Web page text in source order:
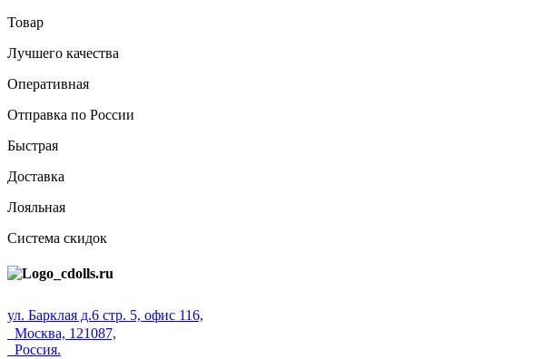
Товар
Лучшего качества
Оперативная
Отправка по России
Быстрая
Доставка
Лояльная
Система скидок
ул. Барклая д.6 стр. 5, офис 116,
Москва, 121087,
Россия.